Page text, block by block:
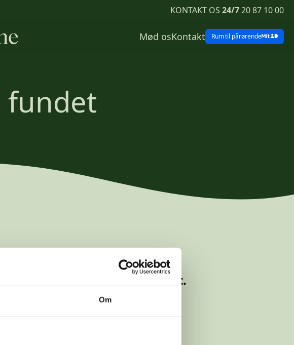
Om
KONTAKT OS 24/720 87 10 00
Mød osKontakt Rumtil pårørende
fundet
kan være flyttet eller slettet.
på info@vahlogwetche.dk